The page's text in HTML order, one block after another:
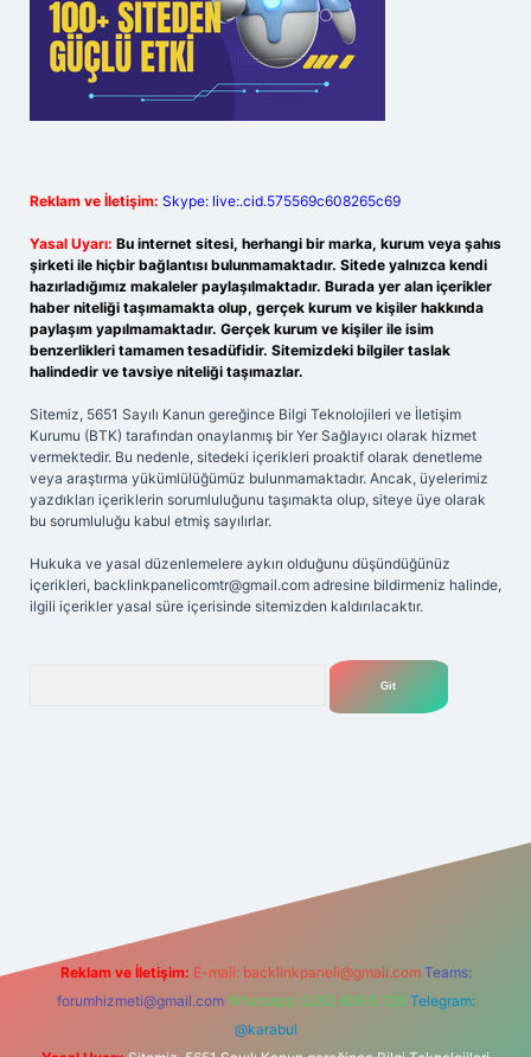
Reklam ve İletişim: Skype: live:.cid.575569c608265c69
Yasal Uyarı: Bu internet sitesi, herhangi bir marka, kurum veya şahıs
şirketi ile hiçbir bağlantısı bulunmamaktadır. Sitede yalnızca kendi
hazırladığımız makaleler paylaşılmaktadır. Burada yer alan içerikler
haber niteliği taşımamakta olup, gerçek kurum ve kişiler hakkında
paylaşım yapılmamaktadır. Gerçek kurum ve kişiler ile isim
benzerlikleri tamamen tesadüfidir. Sitemizdeki bilgiler taslak
halindedir ve tavsiye niteliği taşımazlar.
Sitemiz, 5651 Sayılı Kanun gereğince Bilgi Teknolojileri ve İletişim
Kurumu (BTK) tarafından onaylanmış bir Yer Sağlayıcı olarak hizmet
vermektedir. Bu nedenle, sitedeki içerikleri proaktif olarak denetleme
veya araştırma yükümlülüğümüz bulunmamaktadır. Ancak, üyelerimiz
yazdıkları içeriklerin sorumluluğunu taşımakta olup, siteye üye olarak
bu sorumluluğu kabul etmiş sayılırlar.
Hukuka ve yasal düzenlemelere aykırı olduğunu düşündüğünüz
içerikleri, backlinkpanelicomtr@gmail.com adresine bildirmeniz halinde,
ilgili içerikler yasal süre içerisinde sitemizden kaldırılacaktır.
Reklam ve İletişim: E-mail: backlinkpaneli@gmail.com Teams:
forumhizmeti@gmail.com Whatsapp: 0262 606 0 726 Telegram:
@karabul